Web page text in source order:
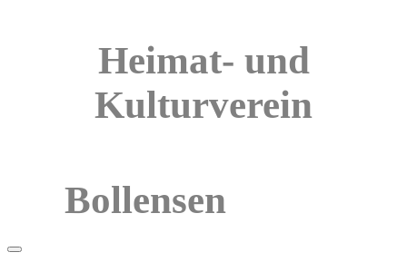
Heimat- und
Kulturverein
Bollensen